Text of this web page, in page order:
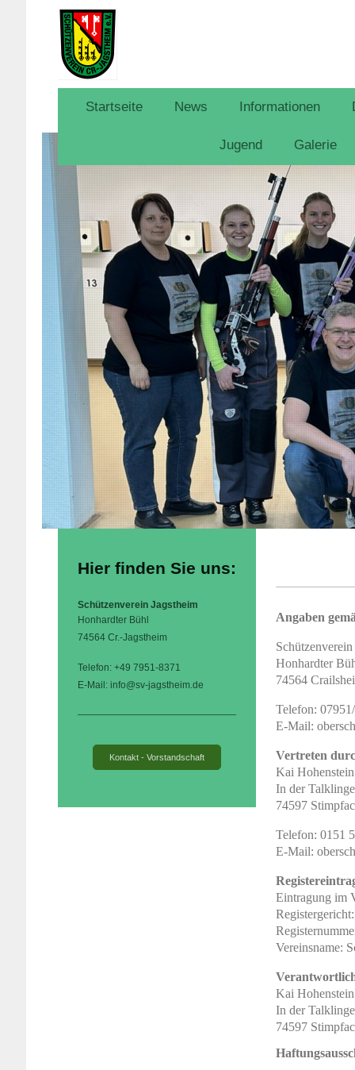
Startseite News Informationen
Jugend Galerie
Angaben
Honhardter
74564
Telefon:
E-Mail:
Vertreten
Kai Hohenstein
In der
74597
Telefon: 0151
E-Mail:
Eintragung im
Vereinsname:
Kai Hohenstein
In der
74597
Hier finden Sie uns:
Schützenverein Jagstheim
Honhardter Bühl
74564 Cr.-Jagstheim
Telefon: +49 7951-8371
E-Mail: info@sv-jagstheim.de
Kontakt - Vorstandschaft